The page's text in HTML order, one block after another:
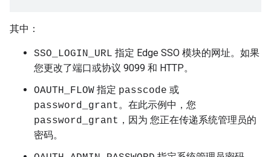
其中：
SSO_LOGIN_URL 指定 Edge SSO 模块的网址。如果
您更改了端口或协议 9099 和 HTTP。
OAUTH_FLOW 指定 passcode 或
password_grant。在此示例中，您
password_grant ，因为 您正在传递系统管理员的
密码。